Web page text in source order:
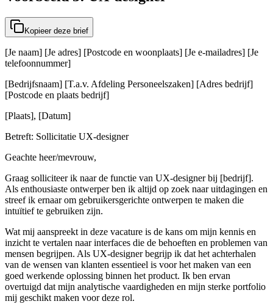
Kopieer deze brief
[Je naam] [Je adres] [Postcode en woonplaats] [Je e-mailadres] [Je
telefoonnummer]
[Bedrijfsnaam] [T.a.v. Afdeling Personeelszaken] [Adres bedrijf]
[Postcode en plaats bedrijf]
[Plaats], [Datum]
Betreft: Sollicitatie UX-designer
Geachte heer/mevrouw,
Graag solliciteer ik naar de functie van UX-designer bij [bedrijf].
Als enthousiaste ontwerper ben ik altijd op zoek naar uitdagingen en
streef ik ernaar om gebruikersgerichte ontwerpen te maken die
intuïtief te gebruiken zijn.
Wat mij aanspreekt in deze vacature is de kans om mijn kennis en
inzicht te vertalen naar interfaces die de behoeften en problemen van
mensen begrijpen. Als UX-designer begrijp ik dat het achterhalen
van de wensen van klanten essentieel is voor het maken van een
goed werkende oplossing binnen het product. Ik ben ervan
overtuigd dat mijn analytische vaardigheden en mijn sterke portfolio
mij geschikt maken voor deze rol.